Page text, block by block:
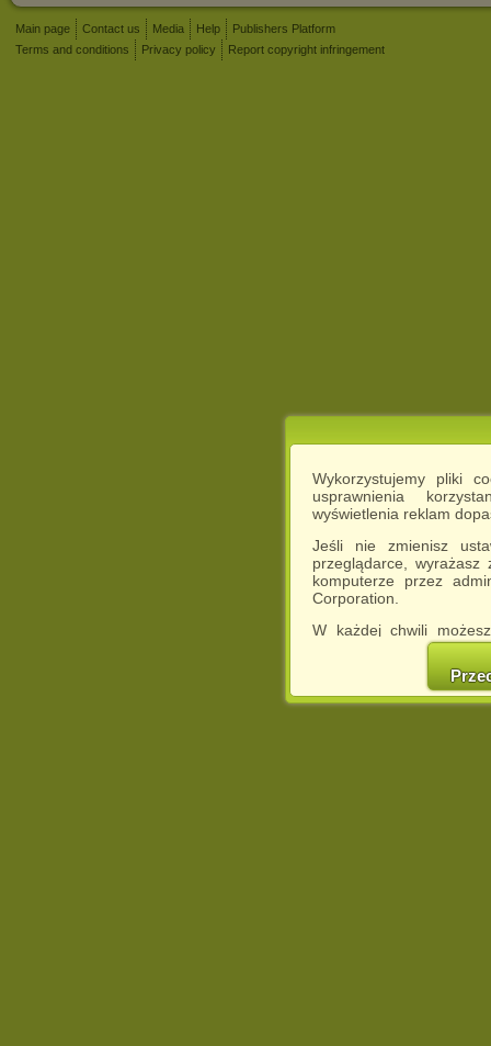
Wykorzystujemy pliki
usprawnienia
wyświetlenia reklam
Jeśli nie zmienisz
przeglądarce,
komputerze przez
Corporation.
W każdej chwili
cookies w swojej
w naszej
http://chomikuj.pl/
Main page Contact us Media Help
Publishers Platform
Terms and conditions
Privacy policy Report copyright infringement